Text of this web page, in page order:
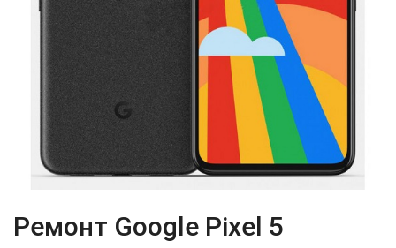
Ремонт Google Pixel 5